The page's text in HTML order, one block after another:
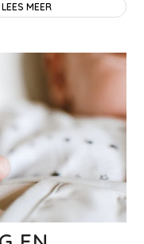
LEES MEER